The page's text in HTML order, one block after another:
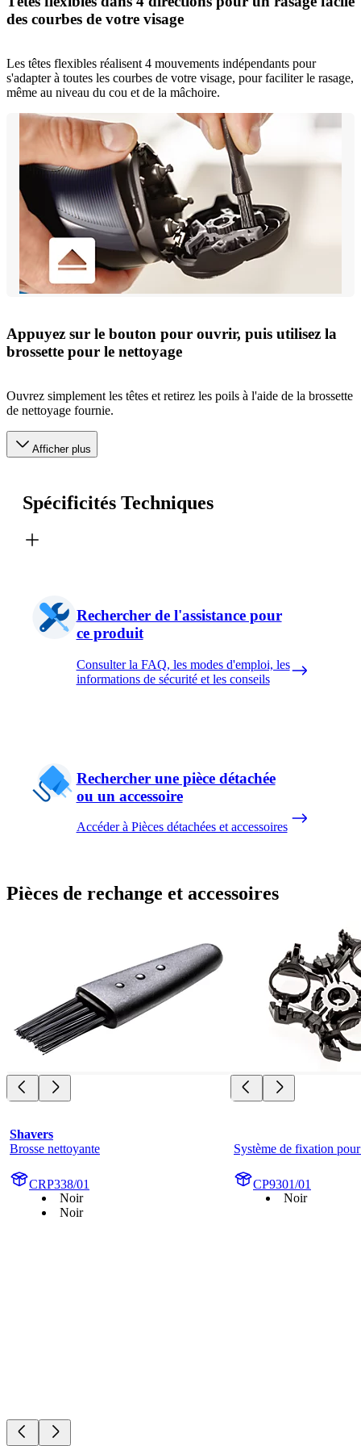
des courbes de votre visage
Les têtes flexibles réalisent 4 mouvements indépendants pour
s'adapter à toutes les courbes de votre visage, pour faciliter le rasage,
même au niveau du cou et de la mâchoire.
Appuyez sur le bouton pour ouvrir, puis utilisez la
brossette pour le nettoyage
Ouvrez simplement les têtes et retirez les poils à l'aide de la brossette
de nettoyage fournie.
Afficher plus
Spécificités Techniques
Rechercher de l'assistance pour
ce produit
Consulter la FAQ, les modes d'emploi, les
informations de sécurité et les conseils
Rechercher une pièce détachée
ou un accessoire
Accéder à Pièces détachées et accessoires
Pièces de rechange et accessoires
Shavers
Brosse nettoyante
CRP338/01
Noir
Noir
Système de fixation pour
CP9301/01
Noir